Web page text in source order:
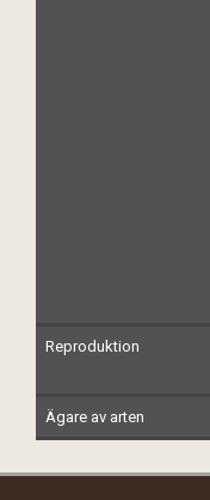
Reproduktion
Ägare av arten